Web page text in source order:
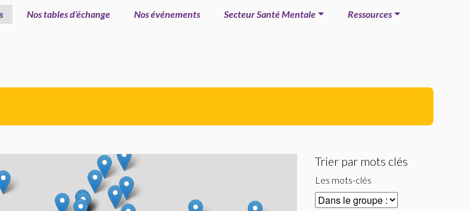
Nos tables d’échange Nos événements Secteur Santé Mentale
Ressources
Trier par mots clés
Les mots-clés